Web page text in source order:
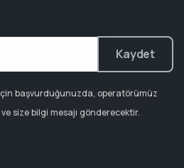
Kaydet
başvurduğunuzda, operatörümüz
size bilgi mesajı gönderecektir.